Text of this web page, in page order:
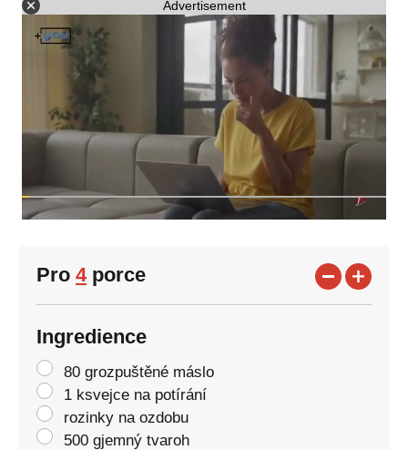
Advertisement
Pro 4porce
Ingredience
80 grozpuštěné máslo
1 ksvejce na potírání
rozinky na ozdobu
500 gjemný tvaroh